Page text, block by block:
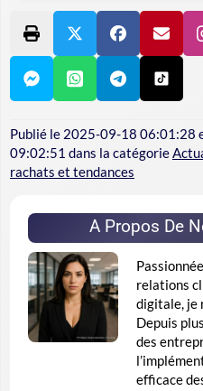
Publié le 2025-09-18 06:01:28
09:02:51 dans la catégorie
rachats et tendances
A Propos De
relations
digitale, je
Depuis
des
efficace